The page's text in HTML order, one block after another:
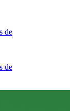
de
de